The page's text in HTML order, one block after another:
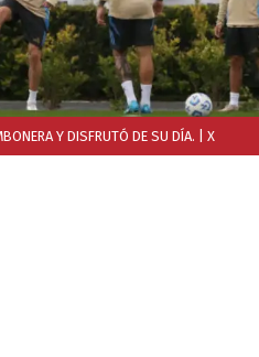
Y DISFRUTÓ DE SU DÍA. | X